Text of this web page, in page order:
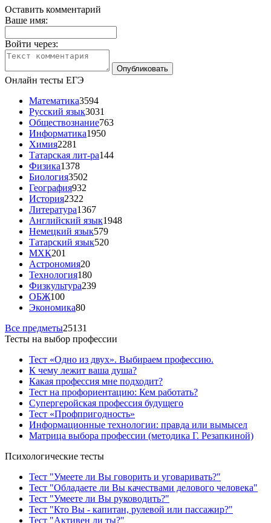
Оставить комментарий
Ваше имя:
Войти через:
Онлайн тесты ЕГЭ
Математика3594
Русский язык3031
Обществознание763
Информатика1950
Химия2281
Татарская лит-ра144
Физика1378
Биология3502
География932
История2322
Литература1367
Английский язык1948
Немецкий язык579
Татарский язык520
МХК201
Астрономия20
Технология180
Физкультура239
ОБЖ100
Экономика80
Все предметы25131
Тесты на выбор профессии
Тест «Одно из двух». Выбираем профессию.
К чему лежит ваша душа?
Какая профессия мне подходит?
Тест на профориентацию: Кем работать?
Супергеройская профессия будущего
Тест «Профпригодность»
Информационные технологии: правда или вымысел
Матрица выбора профессии (методика Г. Резапкиной)
Психологические тесты
Тест "Умеете ли Вы говорить и уговаривать?"
Тест "Обладаете ли Вы качествами делового человека"
Тест "Умеете ли Вы руководить?"
Тест "Кто Вы - капитан, рулевой или пассажир?"
Тест "Активен ли ты?"